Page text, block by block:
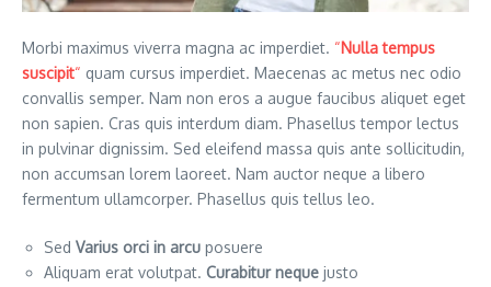
Morbi maximus viverra magna ac imperdiet. “Nulla tempus
suscipit“ quam cursus imperdiet. Maecenas ac metus nec odio
convallis semper. Nam non eros a augue faucibus aliquet eget
non sapien. Cras quis interdum diam. Phasellus tempor lectus
in pulvinar dignissim. Sed eleifend massa quis ante sollicitudin,
non accumsan lorem laoreet. Nam auctor neque a libero
fermentum ullamcorper. Phasellus quis tellus leo.
Sed Varius orci in arcu posuere
Aliquam erat volutpat. Curabitur neque justo